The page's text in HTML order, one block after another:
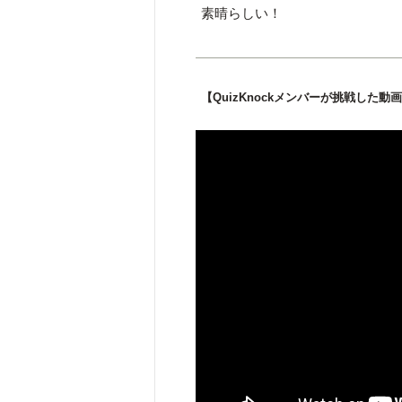
素晴らしい！
【QuizKnockメンバーが挑戦した動画